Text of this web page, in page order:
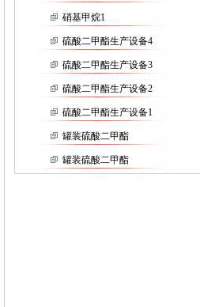
硝基甲烷1
硫酸二甲酯生产设备4
硫酸二甲酯生产设备3
硫酸二甲酯生产设备2
硫酸二甲酯生产设备1
罐装硫酸二甲酯
罐装硫酸二甲酯